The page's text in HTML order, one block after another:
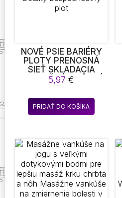
na
NOVÉ PSIE BARIÉRY
PLOTY PRENOSNÁ
SIEŤ SKLADACIA
PRIEDUŠNÁ SIEŤOVÁ
BRÁNA PRE PSOV PET
SEPARATION GUARD
IZOLOVANÝ PLOT PSY
DETSKÝ
5,97€
PRIDAŤ DO KOŠÍKA